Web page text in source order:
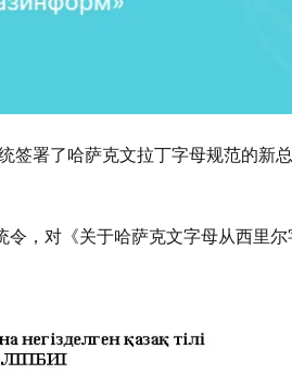
签署了哈萨克文拉丁字母规范的新
，对《关于哈萨克文字母从西里